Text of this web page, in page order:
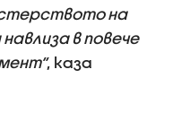
на
в повече
, каза